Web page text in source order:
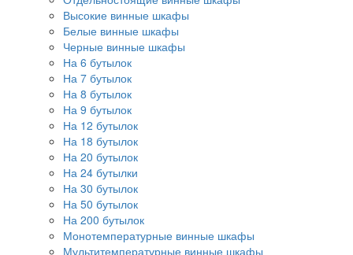
Высокие винные шкафы
Белые винные шкафы
Черные винные шкафы
На 6 бутылок
На 7 бутылок
На 8 бутылок
На 9 бутылок
На 12 бутылок
На 18 бутылок
На 20 бутылок
На 24 бутылки
На 30 бутылок
На 50 бутылок
На 200 бутылок
Монотемпературные винные шкафы
Мультитемпературные винные шкафы